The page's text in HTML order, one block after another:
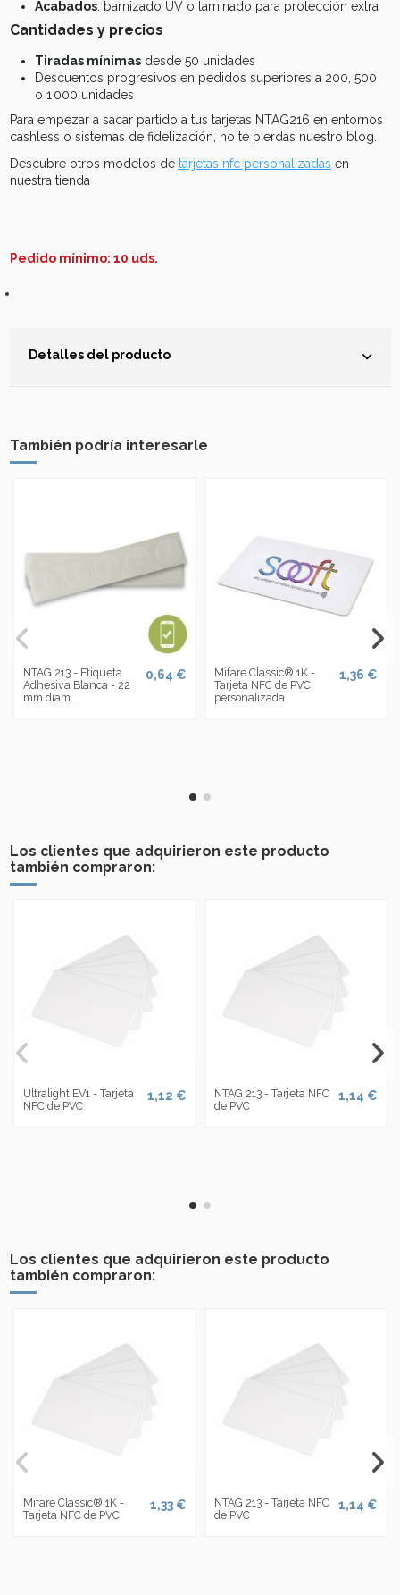
Acabados: barnizado UV o laminado para protección extra
Cantidades y precios
Tiradas mínimasdesde 50 unidades
Descuentos progresivos en pedidos superiores a 200, 500
o 1 000 unidades
Para empezar a sacar partido a tus tarjetas NTAG216 en entornos
cashless o sistemas de fidelización, no te pierdas nuestro blog.
Descubre otros modelos de tarjetas nfc personalizadas en
nuestra tienda
Pedido mínimo: 10 uds.
Detalles del producto
También podría interesarle
NTAG 213 - Etiqueta
Adhesiva Blanca - 22
mm diam.
0,64 €
Mifare Classic® 1K -
Tarjeta NFC de PVC
personalizada
1,36 €
Los clientes que adquirieron este producto
también compraron:
Ultralight EV1 - Tarjeta
NFC de PVC
1,12 €
NTAG 213 - Tarjeta NFC
de PVC
1,14 €
Los clientes que adquirieron este producto
también compraron:
Mifare Classic® 1K -
Tarjeta NFC de PVC
1,33 €
NTAG 213 - Tarjeta NFC
de PVC
1,14 €